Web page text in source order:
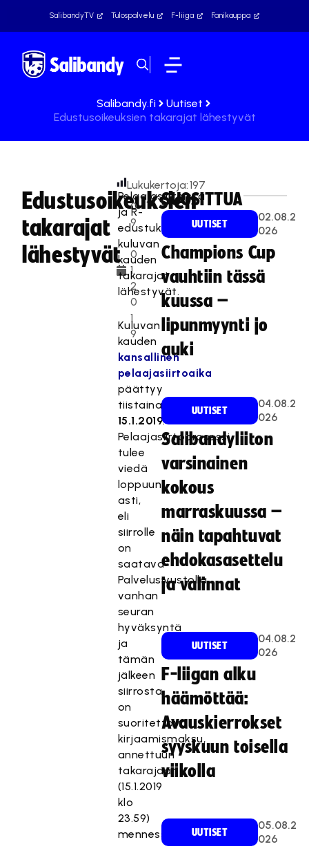
SalibandyTV Tulospalvelu F-liiga Fanikauppa
Salibandy.fi
Uutiset
Edustusoikeuksien takarajat lähestyvät
Edustusoikeuksien
takarajat
lähestyvät
0
9
.
0
1.
2
0
1
9
Lukukertoja:197
Pelaajasiirroissa
ja R-
edustuksissa
kuluvan
kauden
takarajat
lähestyvät.
Kuluvan
kauden
kansallinen
pelaajasiirtoaika
päättyy
tiistaina
15.1.2019.
Pelaajasiirtoprosessi
tulee
viedä
loppuun
asti,
eli
siirrolle
on
saatava
Palvelusivustolla
vanhan
seuran
hyväksyntä
ja
tämän
jälkeen
siirrosta
on
suoritettava
kirjaamismaksu,
annettuun
takarajaan
(15.1.2019
klo
23.59)
mennessä.
SUOSITTUA
UUTISET
02.08.2
026
Champions Cup
vauhtiin tässä
kuussa –
lipunmyynti jo
auki
UUTISET
04.08.2
026
Salibandyliiton
varsinainen
kokous
marraskuussa –
näin tapahtuvat
ehdokasasettelu
ja valinnat
UUTISET
04.08.2
026
F-liigan alku
häämöttää:
Avauskierrokset
syyskuun toisella
viikolla
UUTISET
05.08.2
026